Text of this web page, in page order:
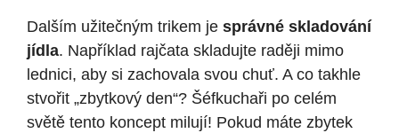
Dalším užitečným trikem je správné skladování
jídla. Například rajčata skladujte raději mimo
lednici, aby si zachovala svou chuť. A co takhle
stvořit „zbytkový den“? Šéfkuchaři po celém
světě tento koncept milují! Pokud máte zbytek